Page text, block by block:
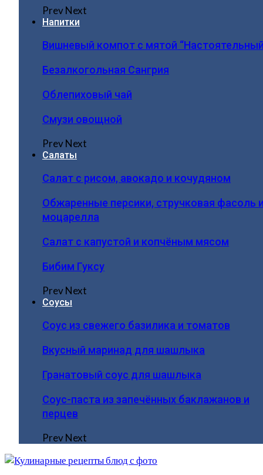
PrevNext
Напитки
Вишневый компот с мятой
Безалкогольная Сангрия
Облепиховый чай
Смузи овощной
PrevNext
Салаты
Салат с рисом, авокадо и кочудяном
Обжаренные персики, стручковая фасоль
моцарелла
Салат с капустой и копчёным мясом
Бибим Гуксу
PrevNext
Соусы
Соус из свежего базилика и томатов
Вкусный маринад для шашлыка
Гранатовый соус для шашлыка
Соус-паста из запечённых баклажанов и
перцев
PrevNext